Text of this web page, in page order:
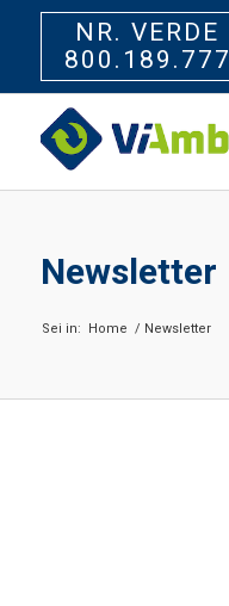
NR. VERDE
800.189.777
Newsletter
Sei in: Home / Newsletter